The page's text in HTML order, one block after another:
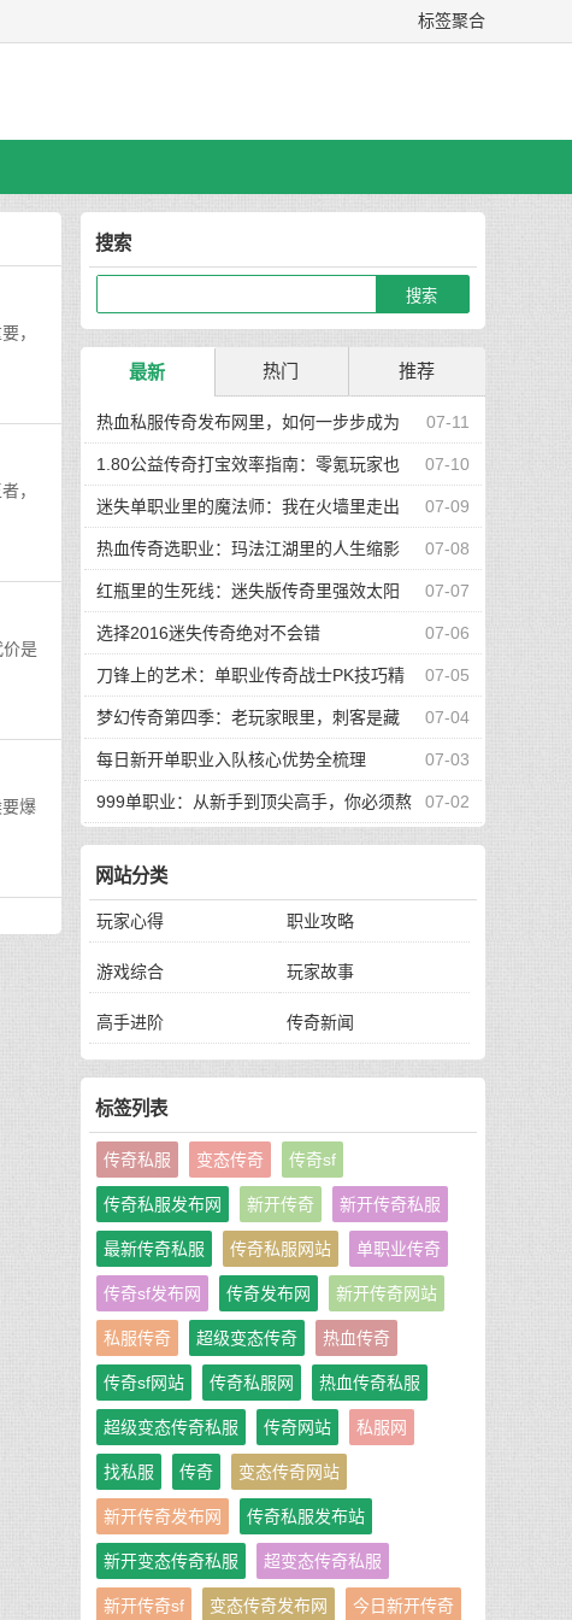
标签聚合
，
，
价是
爆
搜索
最新 热门 推荐
07-11
热血私服传奇发布网里，如何一步步成为
真正的高手玩家 07-10
1.80公益传奇打宝效率指南：零氪玩家也
能快速集齐神装 07-09
迷失单职业里的魔法师：我在火墙里走出
的升级路 07-08
热血传奇选职业：玛法江湖里的人生缩影
07-07
红瓶里的生死线：迷失版传奇里强效太阳
水的逆袭传奇 07-06
选择2016迷失传奇绝对不会错
07-05
刀锋上的艺术：单职业传奇战士PK技巧精
要 07-04
梦幻传奇第四季：老玩家眼里，刺客是藏
在阴影里的艺术 07-03
每日新开单职业入队核心优势全梳理
07-02
999单职业：从新手到顶尖高手，你必须熬
过的四道生死关
网站分类
玩家心得 职业攻略
游戏综合 玩家故事
高手进阶 传奇新闻
标签列表
传奇私服 变态传奇 传奇sf
传奇私服发布网 新开传奇 新开传奇私服
最新传奇私服 传奇私服网站 单职业传奇
传奇sf发布网 传奇发布网 新开传奇网站
私服传奇 超级变态传奇 热血传奇
传奇sf网站 传奇私服网 热血传奇私服
超级变态传奇私服 传奇网站 私服网
找私服 传奇 变态传奇网站
新开传奇发布网 传奇私服发布站
新开变态传奇私服 超变态传奇私服
新开传奇sf 变态传奇发布网 今日新开传奇